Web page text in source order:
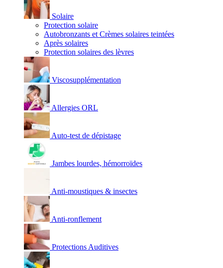
Solaire
Protection solaire
Autobronzants et Crèmes solaires teintées
Après solaires
Protection solaires des lèvres
Viscosupplémentation
Allergies ORL
Auto-test de dépistage
Jambes lourdes, hémorroïdes
Anti-moustiques & insectes
Anti-ronflement
Protections Auditives